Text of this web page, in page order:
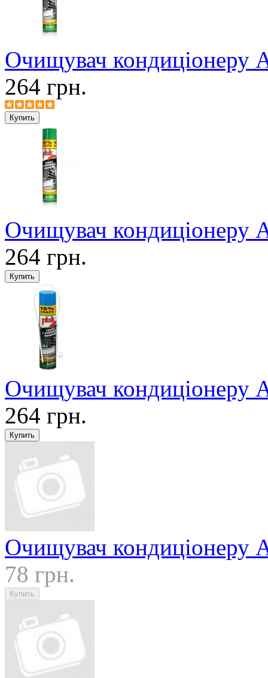
Очищувач кондиціонеру
264 грн.
Очищувач кондиціонеру
264 грн.
Очищувач кондиціонеру
264 грн.
Очищувач кондиціонеру
78 грн.